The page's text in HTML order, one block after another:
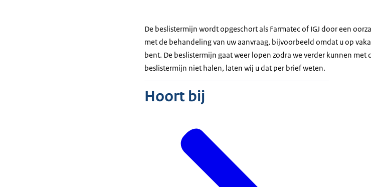
De beslistermijn wordt opgeschort als Farmatec of IGJ door een
met de behandeling van uw aanvraag, bijvoorbeeld omdat u op
bent. De beslistermijn gaat weer lopen zodra we verder kunnen met
beslistermijn niet halen, laten wij u dat per brief weten.
Hoort bij